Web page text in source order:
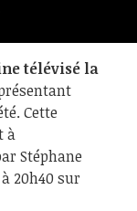
télévisé la
Cette
à
Stéphane
20h40 sur